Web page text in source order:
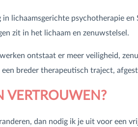
lichaamsgerichte psychotherapie
zit in het lichaam en zenuwstelsel.
ontstaat er meer veiligheid,
breder therapeutisch traject,
VERTROUWEN?
dan nodig ik je uit voor een